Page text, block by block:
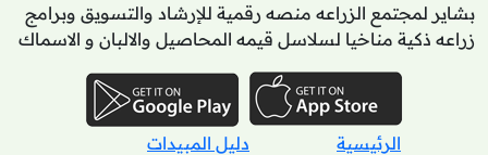
بشاير لمجتمع الزراعه منصه رقمية للإرشاد والتسويق وبرامج
زراعه ذكية مناخيا لسلاسل قيمه المحاصيل والالبان و الاسماك
الرئيسية
دليل المبيدات